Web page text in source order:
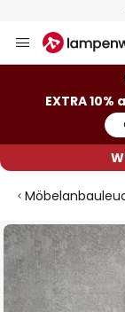
Inhalt
EXTRA 10%
Zum
Ende
der
Bildgalerie